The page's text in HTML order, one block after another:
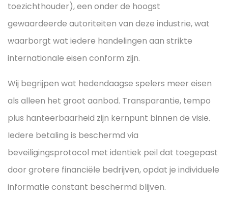
toezichthouder), een onder de hoogst
gewaardeerde autoriteiten van deze industrie, wat
waarborgt wat iedere handelingen aan strikte
internationale eisen conform zijn.
Wij begrijpen wat hedendaagse spelers meer eisen
als alleen het groot aanbod. Transparantie, tempo
plus hanteerbaarheid zijn kernpunt binnen de visie.
Iedere betaling is beschermd via
beveiligingsprotocol met identiek peil dat toegepast
door grotere financiële bedrijven, opdat je individuele
informatie constant beschermd blijven.